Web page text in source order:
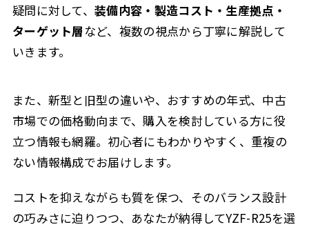
疑問に対して、装備内容・製造コスト・生産拠点・
ターゲット層 など、複数の視点から丁寧に解説して
いきます。
また、新型と旧型の違いや、おすすめの年式、中古
市場での価格動向まで、購入を検討している方に役
立つ情報も網羅。初心者にもわかりやすく、重複の
ない情報構成でお届けします。
コストを抑えながらも質を保つ、そのバランス設計
の巧みさに迫りつつ、あなたが納得してYZF-R25を選